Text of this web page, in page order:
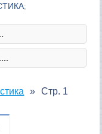
;
Стр. 1